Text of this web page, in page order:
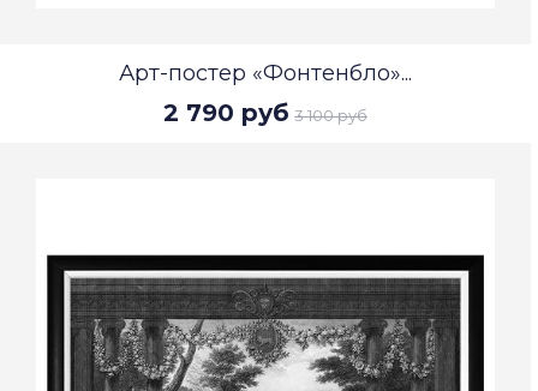
Арт-постер «Фонтенбло»...
2 790 руб 3 100 руб